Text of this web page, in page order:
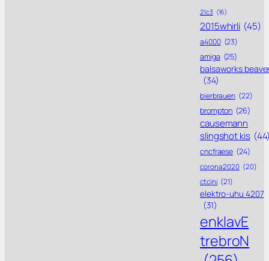
21c3 (16)
2015whirli (45)
a4000 (23)
amiga (25)
balsaworks
(34)
bierbrauen (22)
brompton (26)
causemann
slingshot kis
cncfraese (24)
corona 2020 (20)
ctcini (21)
elektro-uhu 4207
(31)
enklavE
trebroN